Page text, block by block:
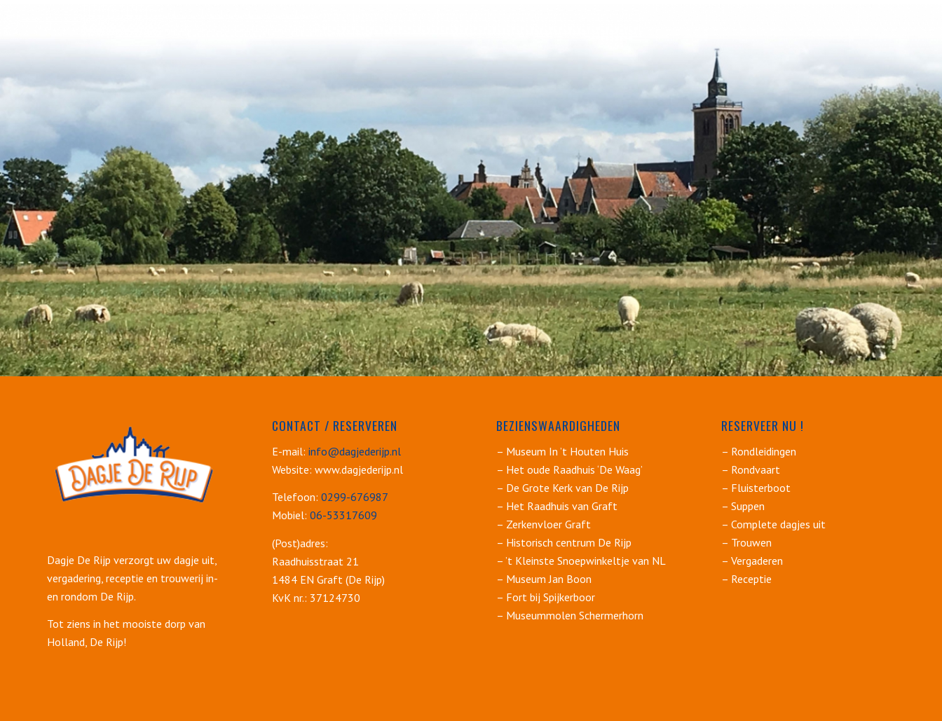
Dagje De Rijp verzorgt uw dagje uit,
vergadering, receptie en trouwerij in-
en rondom De Rijp.
Tot ziens in het mooiste dorp van
Holland, De Rijp!
CONTACT / RESERVEREN
E-mail: info@dagjederijp.nl
Website: www.dagjederijp.nl
Telefoon: 0299-676987
Mobiel: 06-53317609
(Post)adres:
Raadhuisstraat 21
1484 EN Graft (De Rijp)
KvK nr.: 37124730
BEZIENSWAARDIGHEDEN
– Museum In ’t Houten Huis
– Het oude Raadhuis ‘De Waag’
– De Grote Kerk van De Rijp
– Het Raadhuis van Graft
– Zerkenvloer Graft
– Historisch centrum De Rijp
– ’t Kleinste Snoepwinkeltje van NL
– Museum Jan Boon
– Fort bij Spijkerboor
– Museummolen Schermerhorn
RESERVEER NU !
– Rondleidingen
– Rondvaart
– Fluisterboot
– Suppen
– Complete dagjes uit
– Trouwen
– Vergaderen
– Receptie